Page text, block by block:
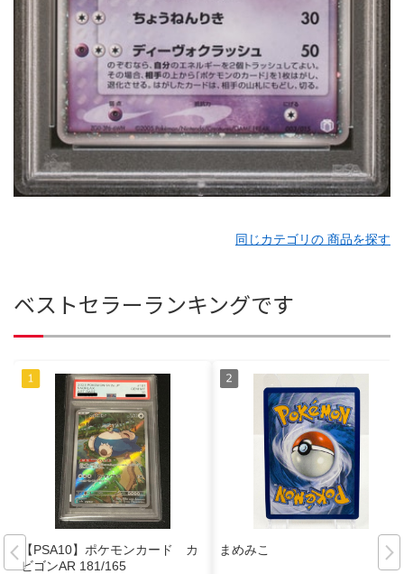
同じカテゴリの 商品を探す
ベストセラーランキングです
【PSA10】ポケモンカード カ
ビゴンAR 181/165
まめみこ